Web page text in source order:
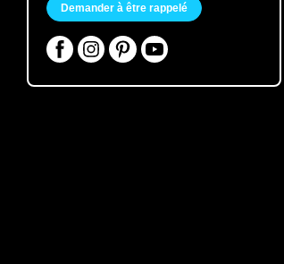
Demander à être rappelé